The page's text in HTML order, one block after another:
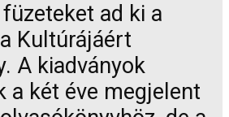
ad ki a
Kultúrájáért
A kiadványok
a két éve megjelent